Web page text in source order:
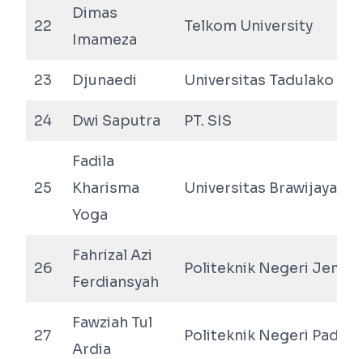
22
Dimas
Imameza
Telkom University
23 Djunaedi Universitas Tadulako
24 Dwi Saputra PT. SIS
25
Fadila
Kharisma
Yoga
Universitas Brawijaya
26
Fahrizal Azi
Ferdiansyah
Politeknik Negeri
27
Fawziah Tul
Ardia
Politeknik Negeri